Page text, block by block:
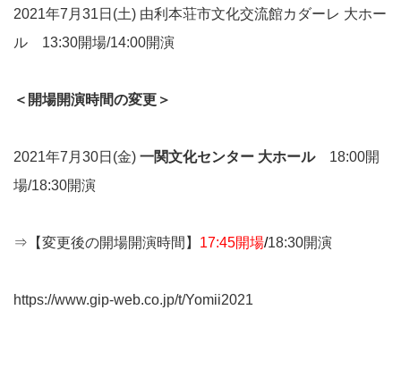
2021年7月31日(土) 由利本荘市文化交流館カダーレ 大ホー
ル 13:30開場/14:00開演
＜開場開演時間の変更＞
2021年7月30日(金) 一関文化センター 大ホール18:00開
場/18:30開演
⇒【変更後の開場開演時間】 17:45開場/18:30開演
https://www.gip-web.co.jp/t/Yomii2021